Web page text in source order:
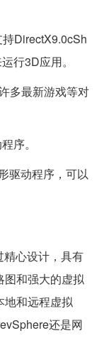
DirectX9.0cSh
行3D应用。
多最新游戏等对
序。
驱动程序，可以
心设计，具有
图和强大的虚拟
地和远程虚拟
还是网